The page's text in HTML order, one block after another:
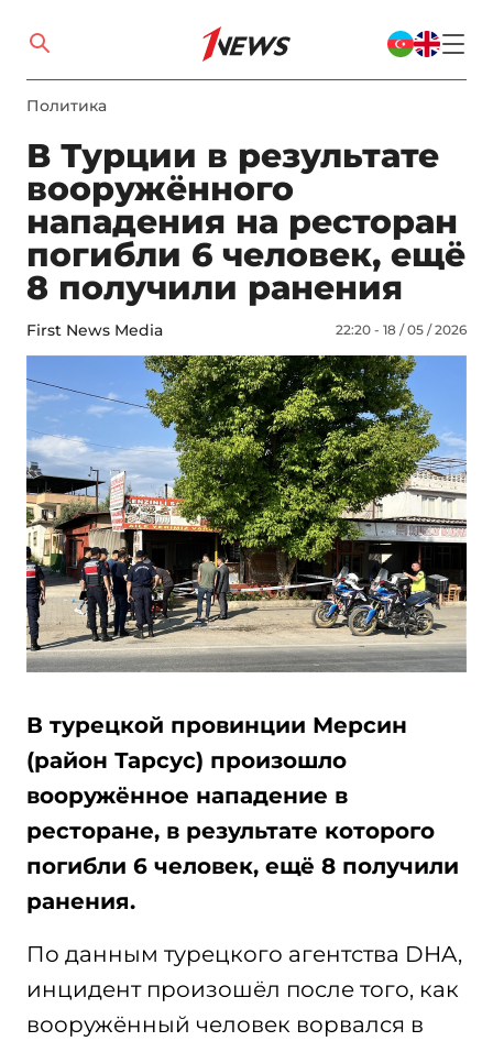
Политика
В Турции в результате
вооружённого
нападения на ресторан
погибли 6 человек, ещё
8 получили ранения
First News Media 22:20 - 18 / 05 / 2026
В турецкой провинции Мерсин
(район Тарсус) произошло
вооружённое нападение в
ресторане, в результате которого
погибли 6 человек, ещё 8 получили
ранения.
По данным турецкого агентства DHA,
инцидент произошёл после того, как
вооружённый человек ворвался в